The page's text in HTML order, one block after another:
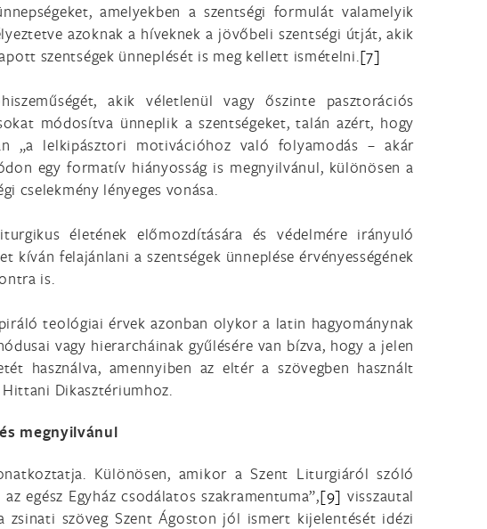
amelyekben a szentségi formulát valamelyik
azoknak a híveknek a jövőbeli szentségi útját, akik
szentségek ünneplését is meg kellett ismételni.[7]
akik véletlenül vagy őszinte pasztorációs
módosítva ünneplik a szentségeket, talán azért, hogy
„a lelkipásztori motivációhoz való folyamodás – akár
egy formatív hiányosság is megnyilvánul, különösen a
cselekmény lényeges vonása.
életének előmozdítására és védelmére irányuló
felajánlani a szentségek ünneplése érvényességének
is.
teológiai érvek azonban olykor a latin hagyománynak
vagy hierarcháinak gyűlésére van bízva, hogy a jelen
használva, amennyiben az eltér a szövegben használt
Dikasztériumhoz.
megnyilvánul
Különösen, amikor a Szent Liturgiáról szóló
egész Egyház csodálatos szakramentuma”,[9] visszautal
zsinati szöveg Szent Ágoston jól ismert kijelentését idézi